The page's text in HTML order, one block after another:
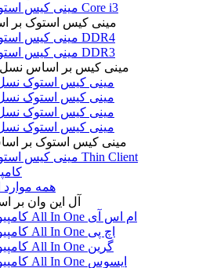
مینی کیس استوک Core i3
مینی کیس استوک بر
مینی کیس استوک DDR4
مینی کیس استوک DDR3
مینی کیس بر اساس نسل
مینی کیس استوک نسل
مینی کیس استوک نسل
مینی کیس استوک نسل
مینی کیس استوک نسل
مینی کیس استوک بر
مینی کیس استوک Thin Client
همه موارد
آل این وان بر
کامپیوتر All In One ام اس آی
کامپیوتر All In One اچ پی
کامپیوتر All In One گرین
کامپیوتر All In One ایسوس